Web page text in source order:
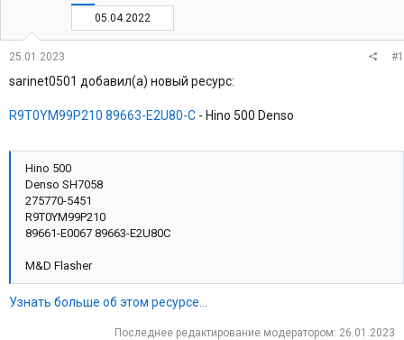
05.04.2022
25.01.2023 #1
sarinet0501 добавил(а) новый ресурс:
R9T0YM99P210 89663-E2U80-C - Hino 500 Denso
Hino 500
Denso SH7058
275770-5451
R9T0YM99P210
89661-E0067 89663-E2U80C
M&D Flasher
Узнать больше об этом ресурсе...
Последнее редактирование модератором: 26.01.2023